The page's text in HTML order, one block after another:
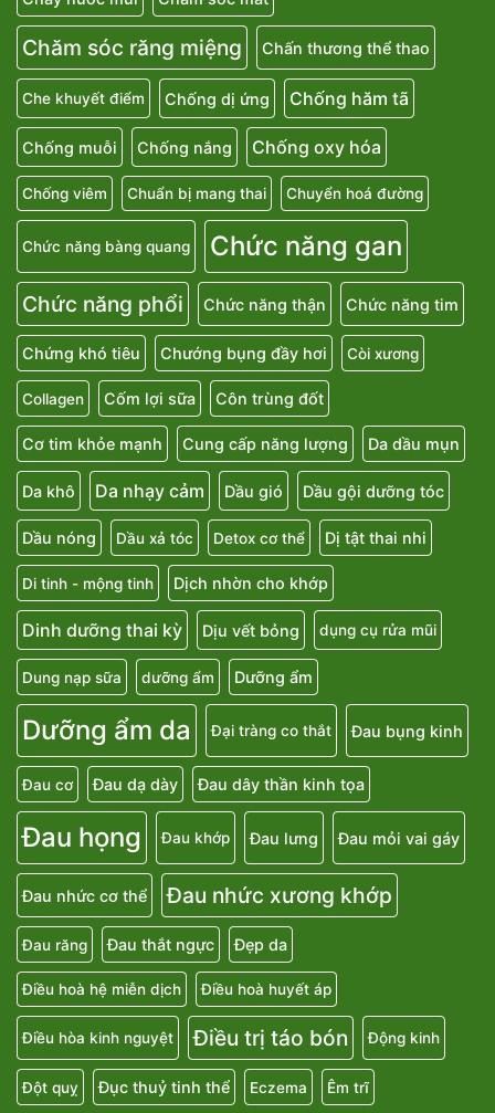
Chăm sóc răng miệng Chấn thương thể thao
Che khuyết điểm Chống dị ứng Chống hăm tã
Chống muỗi Chống nắng Chống oxy hóa
Chống viêm Chuẩn bị mang thai Chuyển hoá đường
Chức năng bàng quang Chức năng gan
Chức năng phổi Chức năng thận Chức năng tim
Chứng khó tiêu Chướng bụng đầy hơi Còi xương
Collagen Cốm lợi sữa Côn trùng đốt
Cơ tim khỏe mạnh Cung cấp năng lượng Da dầu mụn
Da khô Da nhạy cảm Dầu gió Dầu gội dưỡng tóc
Dầu nóng Dầu xả tóc Detox cơ thể Dị tật thai nhi
Di tinh - mộng tinh Dịch nhờn cho khớp
Dinh dưỡng thai kỳ Dịu vết bỏng dụng cụ rửa mũi
Dung nạp sữa dưỡng ẩm Dưỡng ẩm
Dưỡng ẩm da Đại tràng co thắt Đau bụng kinh
Đau cơ Đau dạ dày Đau dây thần kinh tọa
Đau họng Đau khớp Đau lưng Đau mỏi vai gáy
Đau nhức cơ thể Đau nhức xương khớp
Đau răng Đau thắt ngực Đẹp da
Điều hoà hệ miễn dịch Điều hoà huyết áp
Điều hòa kinh nguyệt Điều trị táo bón Động kinh
Đột quỵ Đục thuỷ tinh thể Eczema Êm trĩ